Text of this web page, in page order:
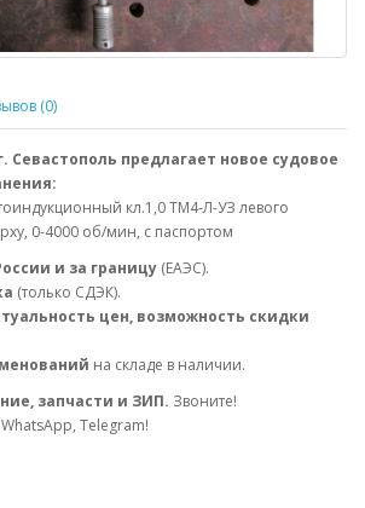
(0)
предлагает новое судовое
кл.1,0 ТМ4-Л-УЗ левого
0-4000 об/мин, с паспортом
и за границу (ЕАЭС).
(только СДЭК).
цен, возможность скидки
на складе в наличии.
запчасти и ЗИП. Звоните!
Telegram!